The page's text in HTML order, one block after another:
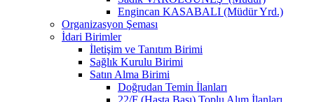
Engincan KASABALI (Müdür Yrd.)
Organizasyon Şeması
İdari Birimler
İletişim ve Tanıtım Birimi
Sağlık Kurulu Birimi
Satın Alma Birimi
Doğrudan Temin İlanları
22/F (Hasta Başı) Toplu Alım İlanları